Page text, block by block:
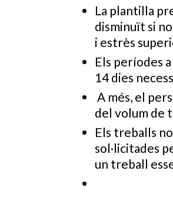
La plantilla
disminuït si
i estrès
Els períodes
14 dies
A més, el
del volum de
Els treballs
sol·licitades
un treball